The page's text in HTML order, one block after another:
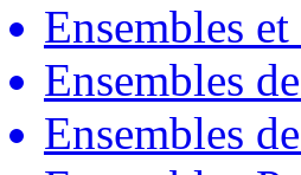
Ensembles
Ensembles
Ensembles